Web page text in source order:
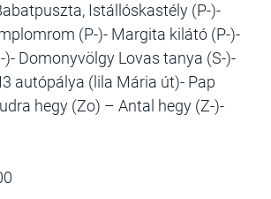
Istállóskastély (P-)-
(P-)- Margita kilátó (P-)-
)- Domonyvölgy Lovas tanya (S-)-
autópálya (lila Mária út)- Pap
hegy (Zo) – Antal hegy (Z-)-